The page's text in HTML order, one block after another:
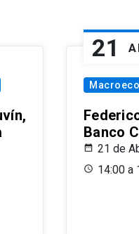
21
Banco
21 de
14:00 a